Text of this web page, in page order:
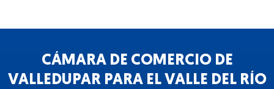
CÁMARA DE COMERCIO DE
VALLEDUPAR PARA EL VALLE DEL RÍO